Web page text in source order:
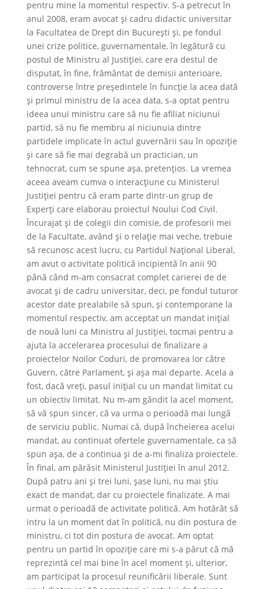
pentru mine la momentul respectiv. S-a petrecut în
anul 2008, eram avocat și cadru didactic universitar
la Facultatea de Drept din București și, pe fondul
unei crize politice, guvernamentale, în legătură cu
postul de Ministru al Justiției, care era destul de
disputat, în fine, frământat de demisii anterioare,
controverse între președintele în funcție la acea dată
și primul ministru de la acea data, s-a optat pentru
ideea unui ministru care să nu fie afiliat niciunui
partid, să nu fie membru al niciunuia dintre
partidele implicate în actul guvernării sau în opoziție
și care să fie mai degrabă un practician, un
tehnocrat, cum se spune așa, pretențios. La vremea
aceea aveam cumva o interacțiune cu Ministerul
Justiției pentru că eram parte dintr-un grup de
Experți care elaborau proiectul Noului Cod Civil.
Încurajat și de colegii din comisie, de profesorii mei
de la Facultate, având și o relație mai veche, trebuie
să recunosc acest lucru, cu Partidul Național Liberal,
am avut o activitate politică incipientă în anii 90
până când m-am consacrat complet carierei de de
avocat și de cadru universitar, deci, pe fondul tuturor
acestor date prealabile să spun, și contemporane la
momentul respectiv, am acceptat un mandat inițial
de nouă luni ca Ministru al Justiției, tocmai pentru a
ajuta la accelerarea procesului de finalizare a
proiectelor Noilor Coduri, de promovarea lor către
Guvern, către Parlament, și așa mai departe. Acela a
fost, dacă vreți, pasul inițial cu un mandat limitat cu
un obiectiv limitat. Nu m-am gândit la acel moment,
să vă spun sincer, că va urma o perioadă mai lungă
de serviciu public. Numai că, după încheierea acelui
mandat, au continuat ofertele guvernamentale, ca să
spun așa, de a continua și de a-mi finaliza proiectele.
În final, am părăsit Ministerul Justiției în anul 2012.
După patru ani și trei luni, șase luni, nu mai știu
exact de mandat, dar cu proiectele finalizate. A mai
urmat o perioadă de activitate politică. Am hotărât să
intru la un moment dat în politică, nu din postura de
ministru, ci tot din postura de avocat. Am optat
pentru un partid în opoziție care mi s-a părut că mă
reprezintă cel mai bine în acel moment și, ulterior,
am participat la procesul reunificării liberale. Sunt